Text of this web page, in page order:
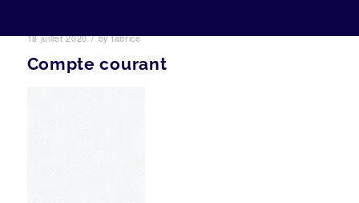
18 juillet 2020 / byfabrice
Compte courant